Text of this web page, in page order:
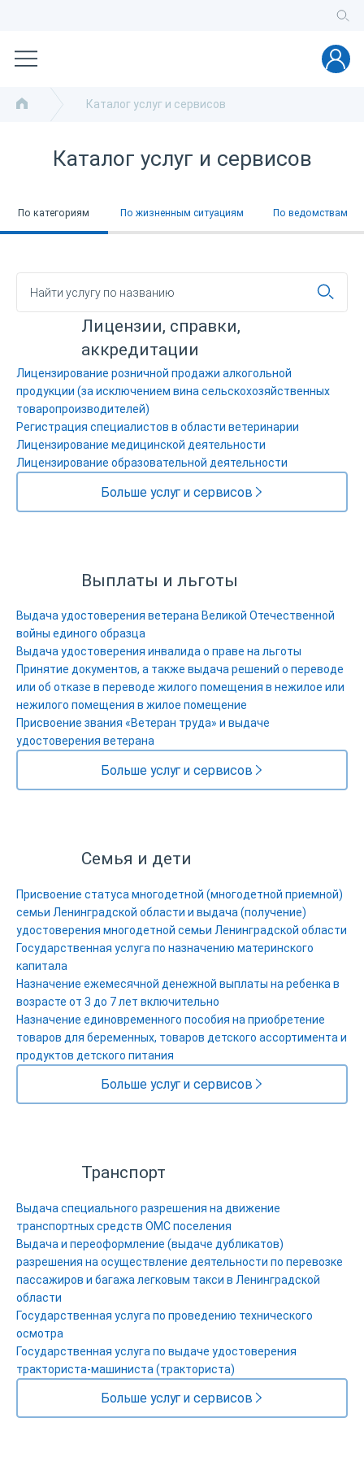
Каталог услуг и сервисов
Каталог услуг и сервисов
По категориям По жизненным ситуациям По ведомствам
Лицензии, справки,
аккредитации
Лицензирование розничной продажи алкогольной
продукции (за исключением вина сельскохозяйственных
товаропроизводителей)
Регистрация специалистов в области ветеринарии
Лицензирование медицинской деятельности
Лицензирование образовательной деятельности
Больше услуг и сервисов
Выплаты и льготы
Выдача удостоверения ветерана Великой Отечественной
войны единого образца
Выдача удостоверения инвалида о праве на льготы
Принятие документов, а также выдача решений о переводе
или об отказе в переводе жилого помещения в нежилое или
нежилого помещения в жилое помещение
Присвоение звания «Ветеран труда» и выдаче
удостоверения ветерана
Больше услуг и сервисов
Семья и дети
Присвоение статуса многодетной (многодетной приемной)
семьи Ленинградской области и выдача (получение)
удостоверения многодетной семьи Ленинградской области
Государственная услуга по назначению материнского
капитала
Назначение ежемесячной денежной выплаты на ребенка в
возрасте от 3 до 7 лет включительно
Назначение единовременного пособия на приобретение
товаров для беременных, товаров детского ассортимента и
продуктов детского питания
Больше услуг и сервисов
Транспорт
Выдача специального разрешения на движение
транспортных средств ОМС поселения
Выдача и переоформление (выдаче дубликатов)
разрешения на осуществление деятельности по перевозке
пассажиров и багажа легковым такси в Ленинградской
области
Государственная услуга по проведению технического
осмотра
Государственная услуга по выдаче удостоверения
тракториста-машиниста (тракториста)
Больше услуг и сервисов